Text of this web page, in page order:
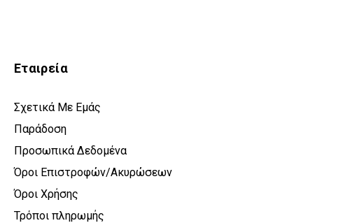
Εταιρεία
Σχετικά Με Εμάς
Παράδοση
Προσωπικά Δεδομένα
Όροι Επιστροφών/Ακυρώσεων
Όροι Χρήσης
Τρόποι πληρωμής